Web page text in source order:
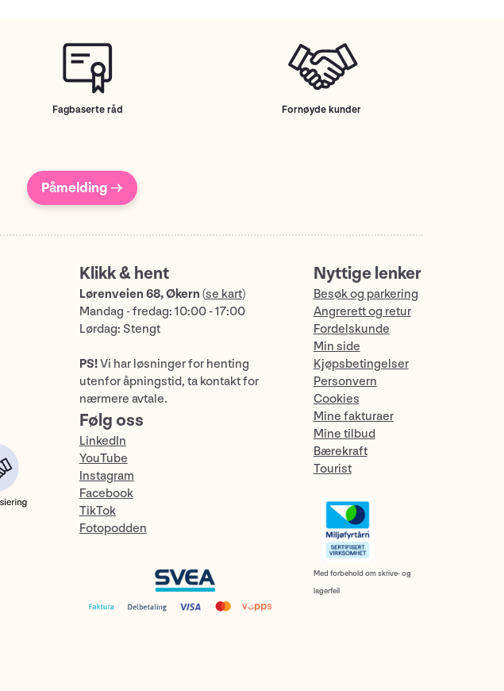
Fagbaserte råd Fornøyde kunder
Påmelding →
Klikk & hent
Lørenveien 68, Økern (se kart)
Mandag - fredag: 10:00 - 17:00
Lørdag: Stengt
PS!Vi har løsninger for henting
utenfor åpningstid, ta kontakt for
nærmere avtale.
Følg oss
LinkedIn
YouTube
Instagram
Facebook
TikTok
Fotopodden
Nyttige lenker
Besøk og parkering
Angrerett og retur
Fordelskunde
Min side
Kjøpsbetingelser
Personvern
Cookies
Mine fakturaer
Mine tilbud
Bærekraft
Tourist
Med forbehold om skrive- og
lagerfeil